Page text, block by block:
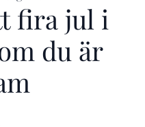
fira jul i
du är